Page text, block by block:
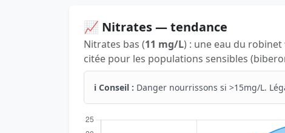
📈 Nitrates — tendance
Nitrates bas (11 mg/L) : une eau du robinet
citée pour les populations sensibles
ℹ️ Conseil : Danger nourrissons si >15mg/L.